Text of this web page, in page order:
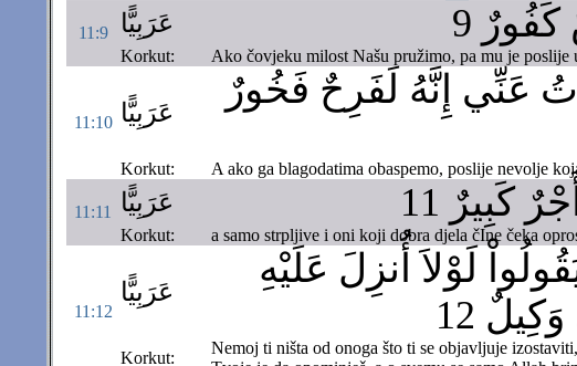
11:9 عَرَبِيًّا 9
Korkut: Ako čovjeku milost Našu pružimo, pa mu je poslije
11:10 عَرَبِيًّا
عَنِّي إِنَّهُ لَفَرِحٌ فَخُورٌ
Korkut: A ako ga blagodatima obaspemo, poslije nevolje
11:11 عَرَبِيًّا 11
Korkut: a samo strpljive i oni koji dobra djela čIne čeka
11:12
عَرَبِيًّا
لَوْلاَ أُنزِلَ عَلَيْهِ
12
Korkut:
Nemoj ti ništa od onoga što ti se objavljuje